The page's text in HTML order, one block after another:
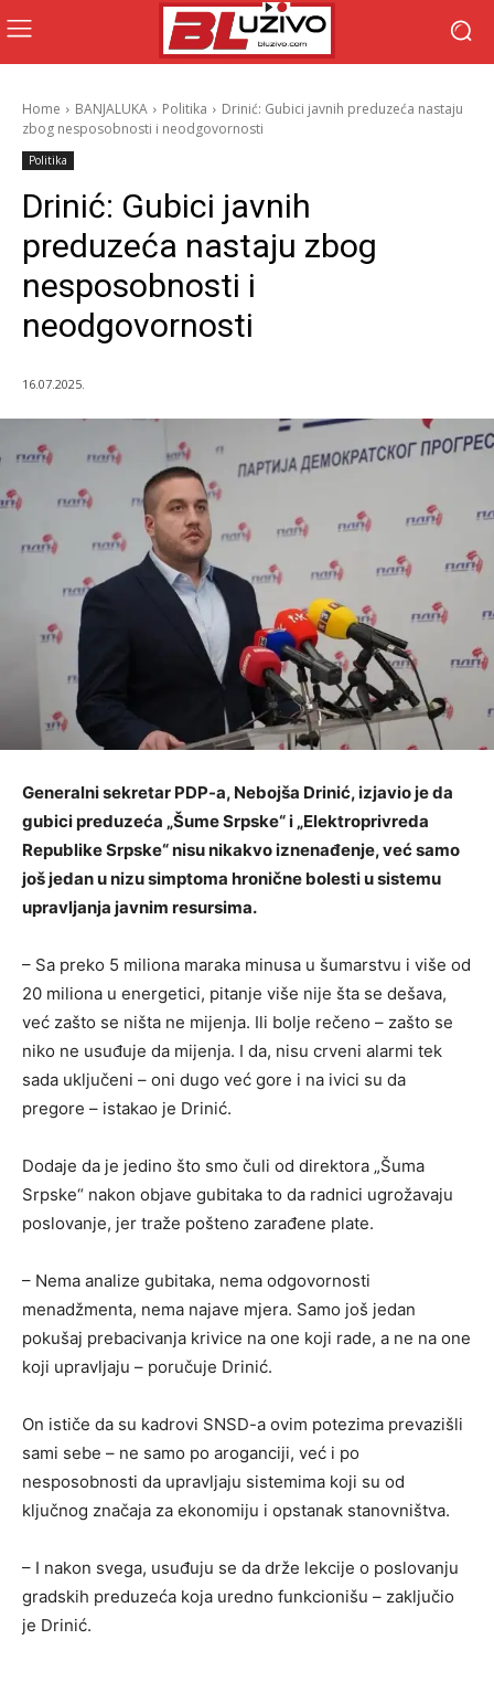
Home BANJALUKA Politika
Drinić: Gubici javnih preduzeća nastaju
zbog nesposobnosti i neodgovornosti
Politika
Drinić: Gubici javnih
preduzeća nastaju zbog
nesposobnosti i
neodgovornosti
16.07.2025.
Generalni sekretar PDP-a, Nebojša Drinić, izjavio je da
gubici preduzeća „Šume Srpske“ i „Elektroprivreda
Republike Srpske“ nisu nikakvo iznenađenje, već samo
još jedan u nizu simptoma hronične bolesti u sistemu
upravljanja javnim resursima.
– Sa preko 5 miliona maraka minusa u šumarstvu i više od
20 miliona u energetici, pitanje više nije šta se dešava,
već zašto se ništa ne mijenja. Ili bolje rečeno – zašto se
niko ne usuđuje da mijenja. I da, nisu crveni alarmi tek
sada uključeni – oni dugo već gore i na ivici su da
pregore – istakao je Drinić.
Dodaje da je jedino što smo čuli od direktora „Šuma
Srpske“ nakon objave gubitaka to da radnici ugrožavaju
poslovanje, jer traže pošteno zarađene plate.
– Nema analize gubitaka, nema odgovornosti
menadžmenta, nema najave mjera. Samo još jedan
pokušaj prebacivanja krivice na one koji rade, a ne na one
koji upravljaju – poručuje Drinić.
On ističe da su kadrovi SNSD-a ovim potezima prevazišli
sami sebe – ne samo po aroganciji, već i po
nesposobnosti da upravljaju sistemima koji su od
ključnog značaja za ekonomiju i opstanak stanovništva.
– I nakon svega, usuđuju se da drže lekcije o poslovanju
gradskih preduzeća koja uredno funkcionišu – zaključio
je Drinić.